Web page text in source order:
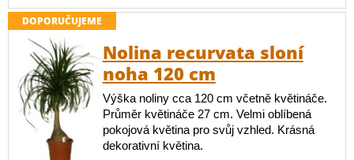
DOPORUČUJEME
Nolina recurvata sloní
noha 120 cm
Výška noliny cca 120 cm včetně květináče.
Průměr květináče 27 cm. Velmi oblíbená
pokojová květina pro svůj vzhled. Krásná
dekorativní květina.